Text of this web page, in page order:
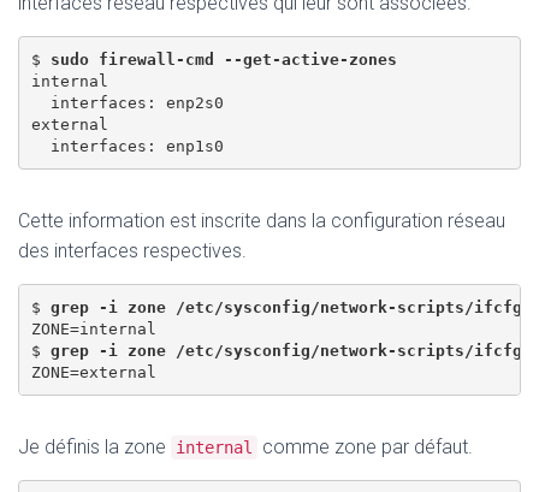
$ sudo firewall-cmd --get-active-zones
internal
  interfaces: enp2s0
external
Cette information est inscrite dans la configuration réseau
des interfaces respectives.
$ grep -i zone /etc/sysconfig/network-scripts/ifcfg-
ZONE=internal
$ grep -i zone /etc/sysconfig/network-scripts/ifcfg-
Je définis la zone internal comme zone par défaut.